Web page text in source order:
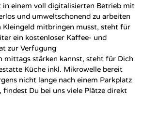
in einem voll digitalisierten Betrieb mit
und umweltschonend zu arbeiten
Kleingeld mitbringen musst, steht für
ein kostenloser Kaffee- und
zur Verfügung
mittags stärken kannst, steht für Dich
Küche inkl. Mikrowelle bereit
nicht lange nach einem Parkplatz
findest Du bei uns viele Plätze direkt